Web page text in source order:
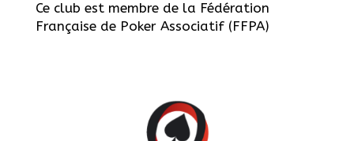
Ce club est membre de la Fédération
Française de Poker Associatif (FFPA)